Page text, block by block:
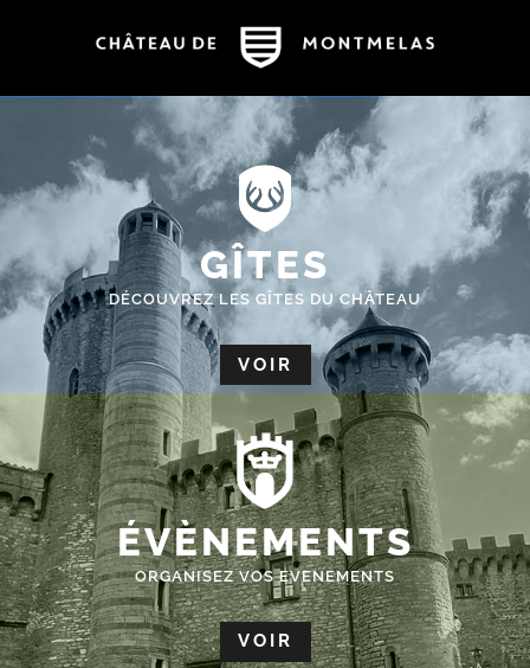
GÎTES
DÉCOUVREZ LES GÎTES DU CHÂTEAU
VOIR
ÉVÈNEMENTS
ORGANISEZ VOS EVENEMENTS
VOIR